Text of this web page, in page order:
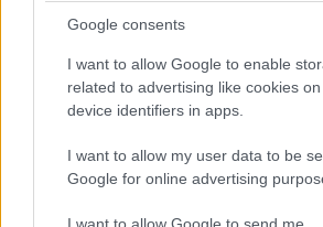
Google consents
I want to allow Google to enable
related to advertising like cookies
device identifiers in apps.
I want to allow my user data to be
Google for online advertising
I want to allow Google to send me